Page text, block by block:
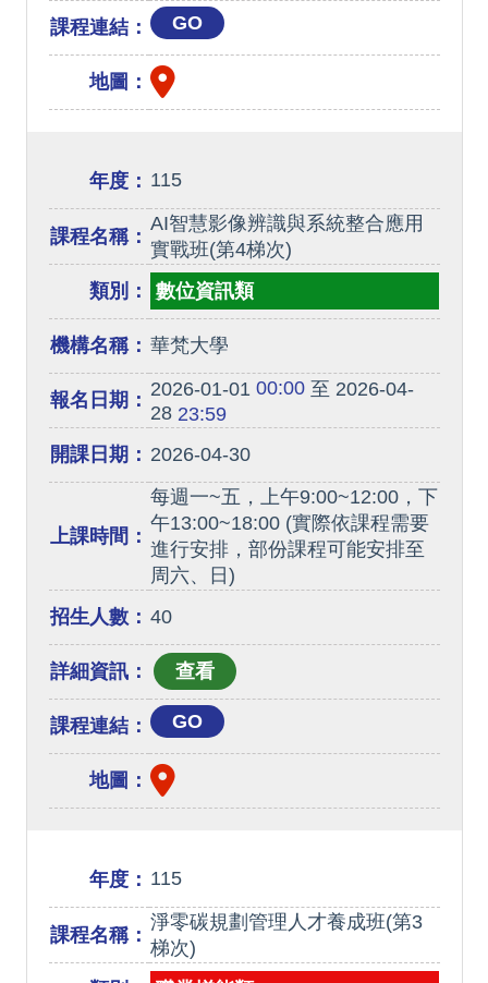
課程連結： GO
地圖：
年度： 115
課程名稱：
AI智慧影像辨識與系統整合應用
實戰班(第4梯次)
類別：
數位資訊類
機構名稱： 華梵大學
報名日期： 2026-01-01 00:00至 2026-04-
2823:59
開課日期： 2026-04-30
上課時間：
每週一~五，上午9:00~12:00，下
午13:00~18:00 (實際依課程需要
進行安排，部份課程可能安排至
周六、日)
招生人數： 40
詳細資訊：
課程連結： GO
地圖：
年度： 115
課程名稱：
淨零碳規劃管理人才養成班(第3
梯次)